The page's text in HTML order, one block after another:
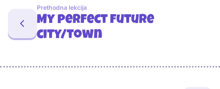
Prethodna lekcija
My perfect future
city/town